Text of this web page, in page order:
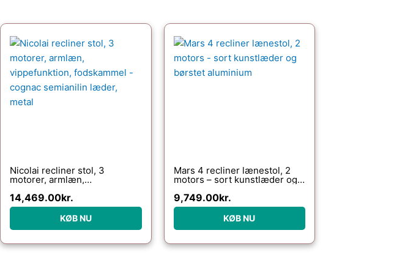
Nicolai recliner stol, 3
motorer, armlæn,
cognac semianilin læder,
metal
14,469.00kr.
KØB NU
Mars 4 recliner lænestol, 2
motors – sort kunstlæder og
9,749.00kr.
KØB NU